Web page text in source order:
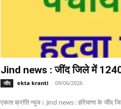
Jind news : जींद जिले में 1240
जींद ekta kranti - 09/06/2026
एकता क्रांति न्यूज। Jind news : हरियाणा के जींद